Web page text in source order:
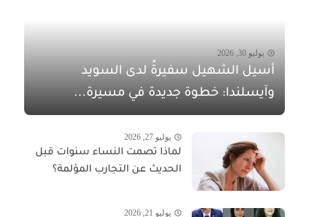
يوليو 30, 2026
أسيل الشهيل سفيرةً لدى السويد
وآيسلندا: خطوة جديدة في مسيرة...
يوليو 27, 2026
لماذا تصمت النساء سنوات قبل
الحديث عن التجارب المؤلمة؟
يوليو 21, 2026